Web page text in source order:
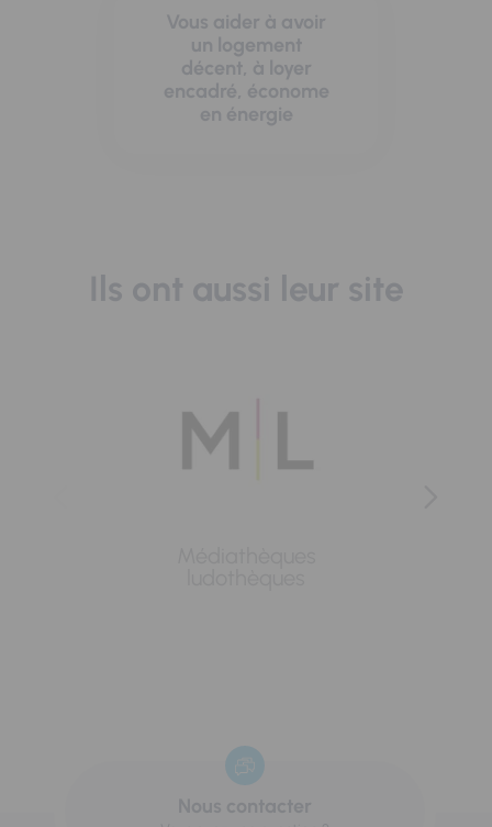
Vous aider à avoir
un logement
décent, à loyer
encadré, économe
en énergie
Ils ont aussi leur site